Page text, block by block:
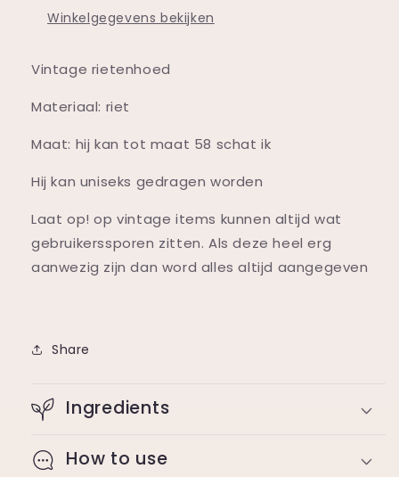
Winkelgegevens bekijken
Vintage rietenhoed
Materiaal: riet
Maat: hij kan tot maat 58 schat ik
Hij kan uniseks gedragen worden
Laat op! op vintage items kunnen altijd wat
gebruikerssporen zitten. Als deze heel erg
aanwezig zijn dan word alles altijd aangegeven
Share
Ingredients
How to use